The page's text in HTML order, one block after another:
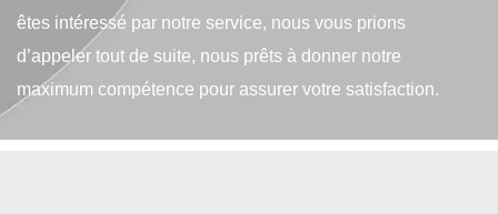
êtes intéressé par notre service, nous vous prions
d’appeler tout de suite, nous prêts à donner notre
maximum compétence pour assurer votre satisfaction.